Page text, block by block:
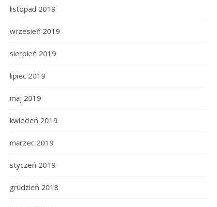
listopad 2019
wrzesień 2019
sierpień 2019
lipiec 2019
maj 2019
kwiecień 2019
marzec 2019
styczeń 2019
grudzień 2018